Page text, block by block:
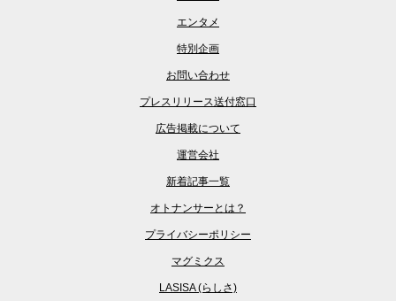
エンタメ
特別企画
お問い合わせ
プレスリリース送付窓口
広告掲載について
運営会社
新着記事一覧
オトナンサーとは？
プライバシーポリシー
マグミクス
LASISA (らしさ)